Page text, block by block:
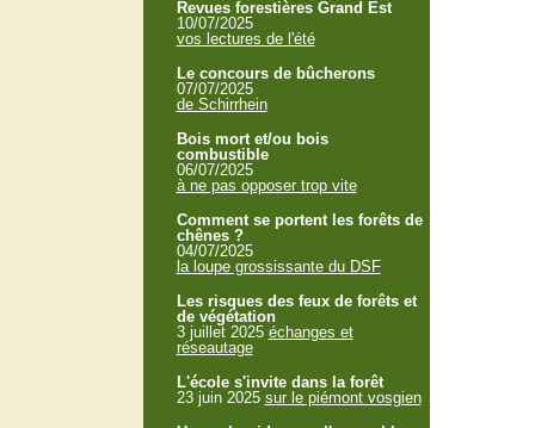
Revues forestières Grand Est
10/07/2025
vos lectures de l'été
Le concours de bûcherons
07/07/2025
de Schirrhein
Bois mort et/ou bois
combustible
06/07/2025
à ne pas opposer trop vite
Comment se portent les forêts de
chênes ?
04/07/2025
la loupe grossissante du DSF
Les risques des feux de forêts et
de végétation
3 juillet 2025 échanges et
réseautage
L'école s'invite dans la forêt
23 juin 2025 sur le piémont vosgien